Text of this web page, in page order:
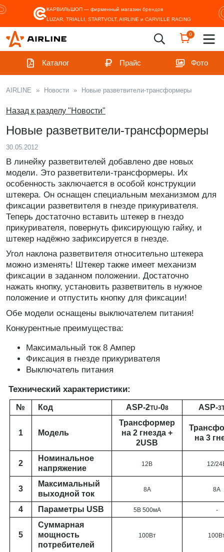
КАРВИЛЬШОП — фирменный магазин брендов
LUZAR, TRIALLI, STARTVOLT, AIRLINE и CARVILLE RACING
0
Каталог Прайс Фото
AIRLINE » Новости » Новые разветвители-трансформеры
Назад к разделу "Новости"
Новые разветвители-трансформеры
30.05.2012
В линейку разветвителей добавлено две новых
модели. Это разветвители-трансформеры. Их
особенность заключается в особой конструкции
штекера. Он оснащен специальным механизмом для
фиксации разветвителя в гнезде прикуривателя.
Теперь достаточно вставить штекер в гнездо
прикуривателя, повернуть фиксирующую гайку, и
штекер надёжно зафиксируется в гнезде.
Угол наклона разветвителя относительно штекера
можно изменять! Штекер также имеет механизм
фиксации в заданном положении. Достаточно
нажать кнопку, установить разветвитель в нужное
положение и отпустить кнопку для фиксации!
Обе модели оснащены выключателем питания!
Конкурентные преимущества:
Максимальный ток 8 Ампер
Фиксация в гнезде прикуривателя
Выключатель питания
Технический характеристики:
№ Код ASP-2TU-08 ASP-
1 Модель
Трансформер
на 2 гнезда +
2USB
на 3
2
Номинальное
напряжение
12В 12/24
3
Максимальный
выходной ток
8А 8А
4 Параметры USB 5В 500мА -
5
Суммарная
мощность
потребителей
100Вт